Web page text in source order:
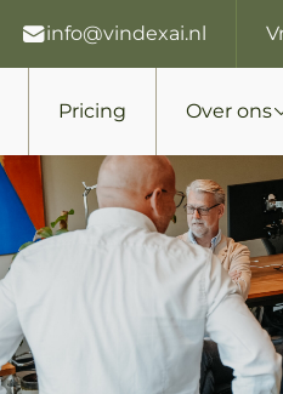
info@vindexai.nl
Pricing Over ons